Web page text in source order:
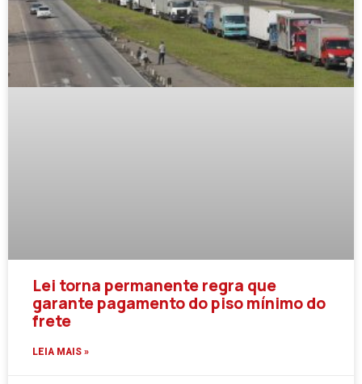
Lei torna permanente regra que
garante pagamento do piso mínimo do
frete
LEIA MAIS »